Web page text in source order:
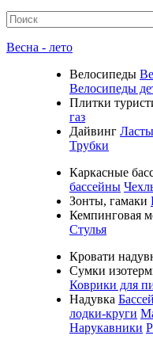
Весна - лето
Велосипеды
Велосипеды
Плитки
газ
Дайвинг Ласты
Трубки
Каркасные
бассейны
Зонты, гамаки
Кемпинговая
Стулья
Кровати
Cумки
Коврики для
Надувка
лодки-круги
Нарукавники